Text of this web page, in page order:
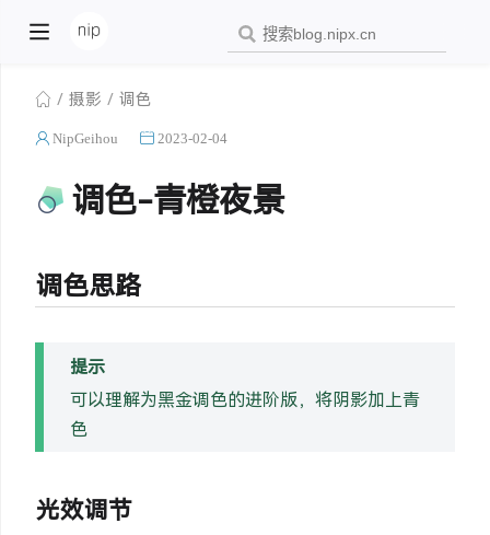
摄影 调色
NipGeihou 2023-02-04
调色-青橙夜景
调色思路
提示
可以理解为黑金调色的进阶版，将阴影加上青
色
光效调节